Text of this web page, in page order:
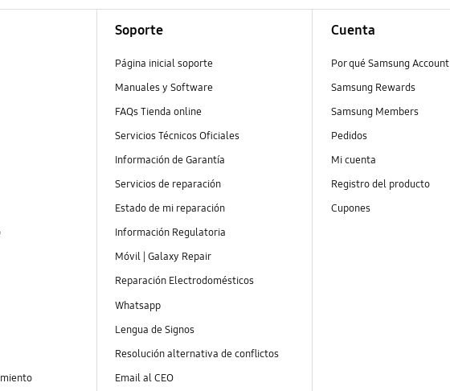
Soporte
Página inicial soporte
Manuales y Software
FAQs Tienda online
Servicios Técnicos Oficiales
Información de Garantía
Servicios de reparación
Estado de mi reparación
Información Regulatoria
Móvil | Galaxy Repair
Reparación Electrodomésticos
Whatsapp
Lengua de Signos
Resolución alternativa de conflictos
Email al CEO
Cuenta
Por qué Samsung Account
Samsung Rewards
Samsung Members
Pedidos
Mi cuenta
Registro del producto
Cupones